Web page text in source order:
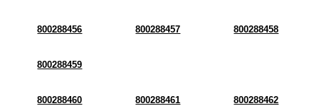
800288456 800288457 800288458
800288459
800288460 800288461 800288462